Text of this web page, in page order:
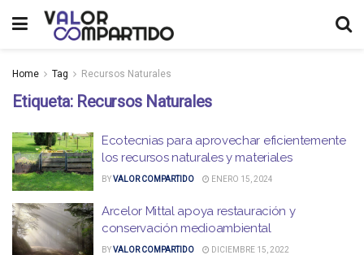
Home Tag Recursos Naturales
Etiqueta: Recursos Naturales
Ecotecnias para aprovechar eficientemente
los recursos naturales y materiales
BYVALOR COMPARTIDO ENERO 15, 2024
Arcelor Mittal apoya restauración y
conservación medioambiental
BYVALOR COMPARTIDO DICIEMBRE 15, 2022